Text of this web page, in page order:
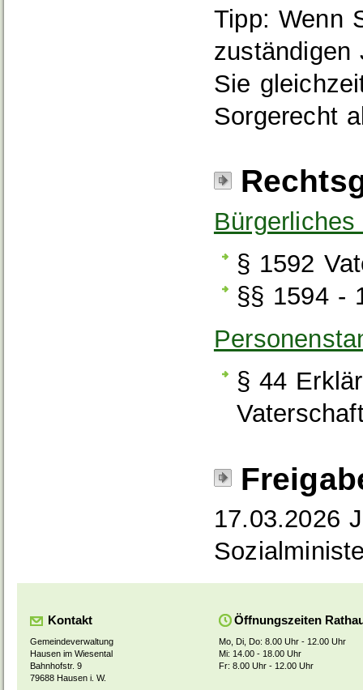
Tipp: Wenn
zuständigen
Sie
Sorgerecht
§ 1592
§§ 1594 -
§ 44
17.03.2026 J
Kontakt
Gemeindeverwaltung
Hausen im Wiesental
Bahnhofstr. 9
79688 Hausen i. W.
Öffnungszeiten
Mo, Di, Do: 8.00 Uhr - 12.00 Uhr
Mi: 14.00 - 18.00 Uhr
Fr: 8.00 Uhr - 12.00 Uhr